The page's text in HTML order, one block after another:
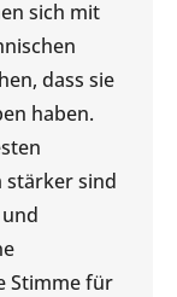
sich mit
dass sie
haben.
stärker sind
Stimme für